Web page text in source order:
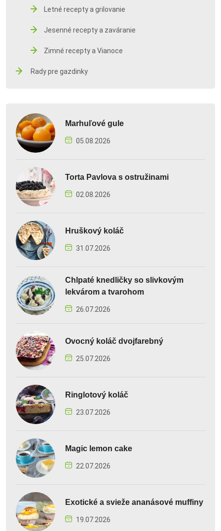
Letné recepty a grilovanie
Jesenné recepty a zaváranie
Zimné recepty a Vianoce
Rady pre gazdinky
Marhuľové gule
05.08.2026
Torta Pavlova s ostružinami
02.08.2026
Hruškový koláč
31.07.2026
Chlpaté knedličky so slivkovým
lekvárom a tvarohom
26.07.2026
Ovocný koláč dvojfarebný
25.07.2026
Ringlotový koláč
23.07.2026
Magic lemon cake
22.07.2026
Exotické a svieže ananásové muffiny
19.07.2026